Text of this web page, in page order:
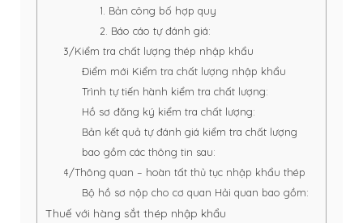
1. Bản công bố hợp quy
2. Báo cáo tự đánh giá:
3/Kiểm tra chất lượng thép nhập khẩu
Điểm mới Kiểm tra chất lượng nhập khẩu
Trình tự tiến hành kiểm tra chất lượng:
Hồ sơ đăng ký kiểm tra chất lượng:
Bản kết quả tự đánh giá kiểm tra chất lượng
bao gồm các thông tin sau:
4/Thông quan – hoàn tất thủ tục nhập khẩu thép
Bộ hồ sơ nộp cho cơ quan Hải quan bao gồm:
Thuế với hàng sắt thép nhập khẩu